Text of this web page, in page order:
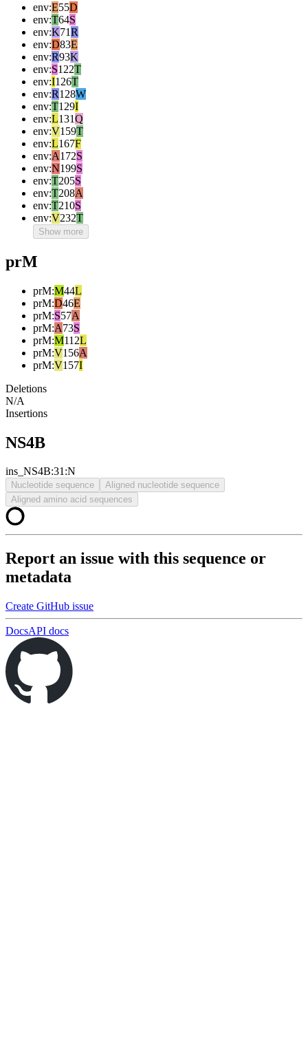
env:E55D
env:T64S
env:K71R
env:D83E
env:R93K
env:S122T
env:I126T
env:R128W
env:T129I
env:L131Q
env:V159T
env:L167F
env:A172S
env:N199S
env:T205S
env:T208A
env:T210S
env:V232T
Show more
prM
prM:M44L
prM:D46E
prM:S57A
prM:A73S
prM:M112L
prM:V156A
prM:V157I
Deletions
N/A
Insertions
NS4B
ins_NS4B:31:N
Nucleotide sequence
Aligned nucleotide sequence
Aligned amino acid sequences
Report an issue with this sequence or
metadata
Create GitHub issue
DocsAPI docs